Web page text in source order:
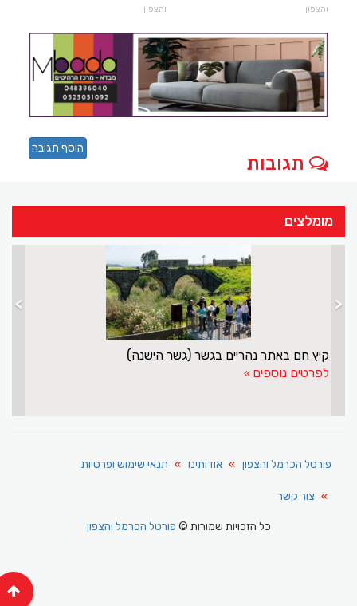
והצפון
והצפון
תגובות
הוסף תגובה
מומלצים
קיץ חם באתר נהריים בגשר (גשר
לישראל ולדרוזים
> <
פורטל הכרמל והצפון אודותינו תנאי שימוש ופרטיות
צור קשר
כל הזכויות שמורות ©פורטל הכרמל והצפון